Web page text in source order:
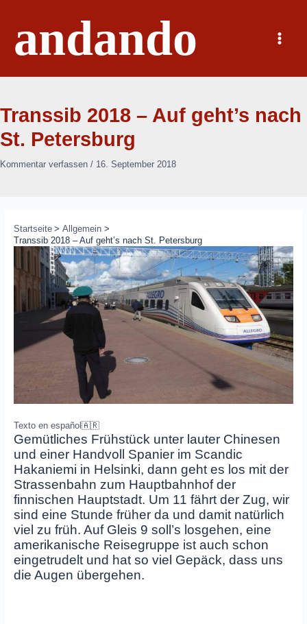
springenandando
Main
Menu
Transsib 2018 – Auf geht’s nach
St. Petersburg
Kommentar verfassen / 16. September 2018
Startseite
Allgemein
Transsib 2018 – Auf geht’s nach St. Petersburg
Texto en español 🇦🇷
Gemütliches Frühstück unter lauter Chinesen
und einer Handvoll Spanier im Scandic
Hakaniemi in Helsinki, dann geht es los mit der
Strassenbahn zum Hauptbahnhof der
finnischen Hauptstadt. Um 11 fährt der Zug, wir
sind eine Stunde früher da und damit natürlich
viel zu früh. Auf Gleis 9 soll’s losgehen, eine
amerikanische Reisegruppe ist auch schon
eingetrudelt und hat so viel Gepäck, dass uns
die Augen übergehen.